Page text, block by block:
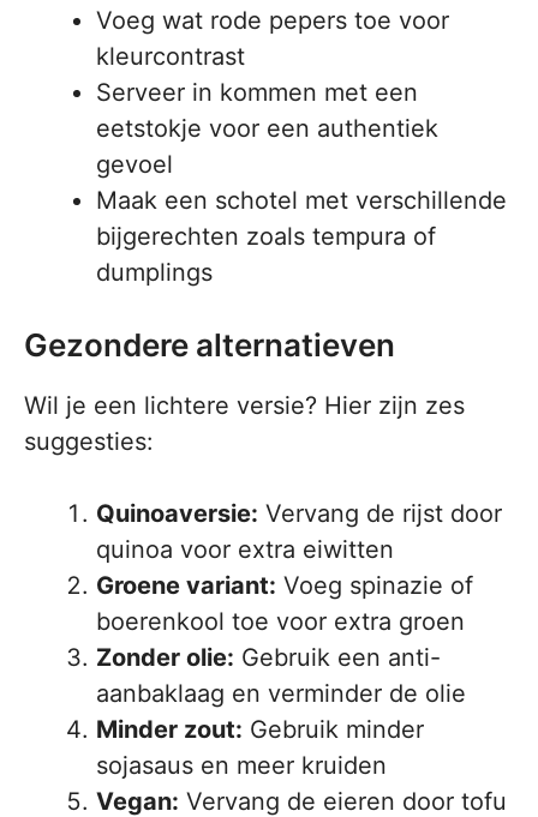
Voeg wat rode pepers toe voor
kleurcontrast
Serveer in kommen met een
eetstokje voor een authentiek
gevoel
Maak een schotel met verschillende
bijgerechten zoals tempura of
dumplings
Gezondere alternatieven
Wil je een lichtere versie? Hier zijn zes
suggesties:
Quinoaversie: Vervang de rijst door
quinoa voor extra eiwitten
Groene variant: Voeg spinazie of
boerenkool toe voor extra groen
Zonder olie: Gebruik een anti-
aanbaklaag en verminder de olie
Minder zout: Gebruik minder
sojasaus en meer kruiden
Vegan: Vervang de eieren door tofu